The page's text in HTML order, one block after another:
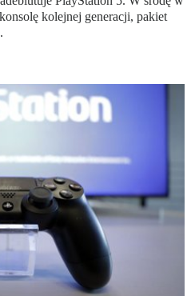
kolejnej generacji, pakiet